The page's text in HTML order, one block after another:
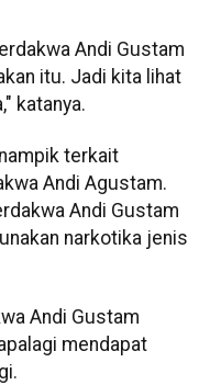
Andi Gustam
itu. Jadi kita lihat
katanya.
terkait
Andi Agustam.
Andi Gustam
narkotika jenis
Andi Gustam
mendapat